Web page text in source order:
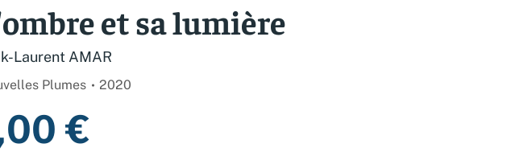
et sa lumière
Laurent AMAR
Plumes 2020
€